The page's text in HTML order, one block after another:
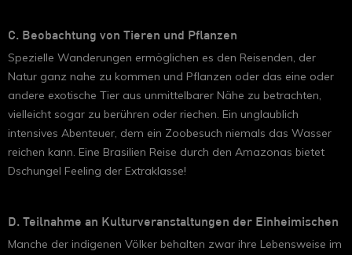
C. Beobachtung von Tieren und Pflanzen
Spezielle Wanderungen ermöglichen es den Reisenden, der
Natur ganz nahe zu kommen und Pflanzen oder das eine oder
andere exotische Tier aus unmittelbarer Nähe zu betrachten,
vielleicht sogar zu berühren oder riechen. Ein unglaublich
intensives Abenteuer, dem ein Zoobesuch niemals das Wasser
reichen kann. Eine Brasilien Reise durch den Amazonas bietet
Dschungel Feeling der Extraklasse!
D. Teilnahme an Kulturveranstaltungen der Einheimischen
Manche der indigenen Völker behalten zwar ihre Lebensweise im